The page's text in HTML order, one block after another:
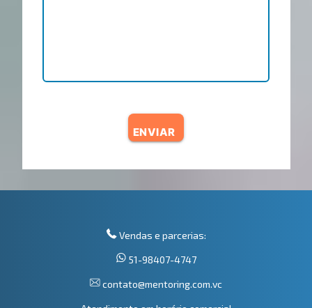
ENVIAR
Vendas e parcerias:
51-98407-4747
contato@mentoring.com.vc